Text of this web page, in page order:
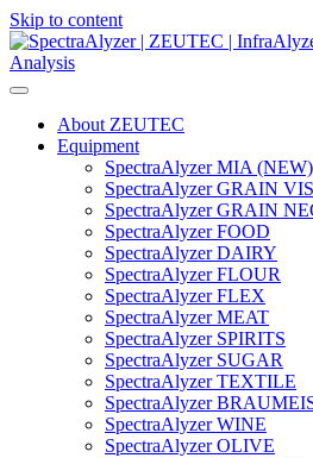
Skip to content
Main
Navigation
About ZEUTEC
Equipment
SpectraAlyzer MIA (NEW)
SpectraAlyzer GRAIN
SpectraAlyzer GRAIN
SpectraAlyzer FOOD
SpectraAlyzer DAIRY
SpectraAlyzer FLOUR
SpectraAlyzer FLEX
SpectraAlyzer MEAT
SpectraAlyzer SPIRITS
SpectraAlyzer SUGAR
SpectraAlyzer TEXTILE
SpectraAlyzer
SpectraAlyzer WINE
SpectraAlyzer OLIVE